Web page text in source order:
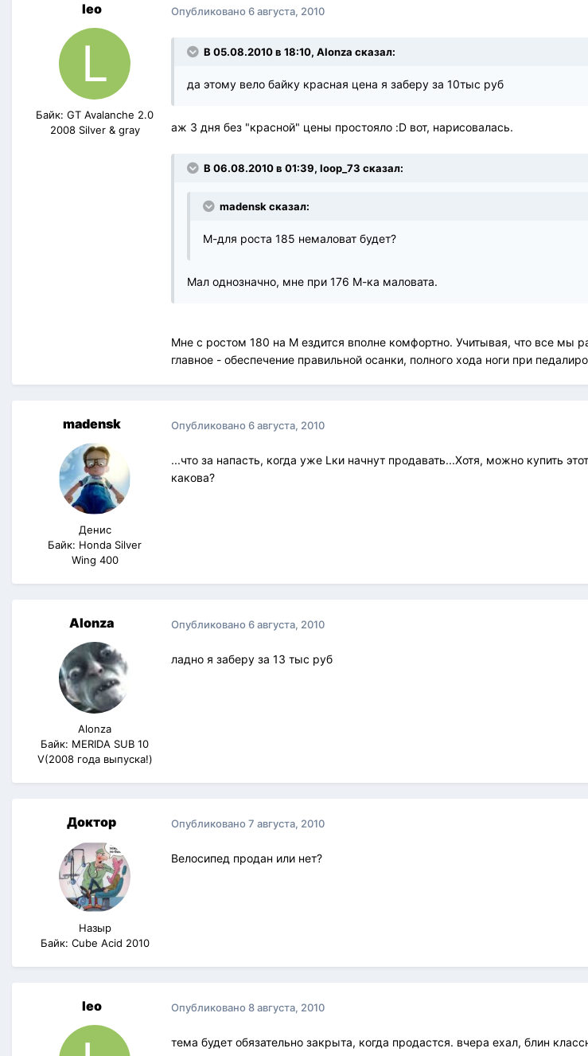
leo
Байк: GT Avalanche 2.0
2008 Silver & gray
Опубликовано6 августа, 2010
В 05.08.2010 в 18:10, Alonza сказал:
да этому вело байку красная цена я заберу за 10тыс руб
аж 3 дня без "красной" цены простояло :D вот, нарисовалась.
В 06.08.2010 в 01:39, loop_73 сказал:
madensk сказал:
М-для роста 185 немаловат будет?
Мал однозначно, мне при 176 М-ка маловата.
Мне с ростом 180 на М ездится вполне комфортно. Учитывая, что все мы
главное - обеспечение правильной осанки, полного хода ноги при
madensk
Денис
Байк: Honda Silver
Wing 400
Опубликовано6 августа, 2010
...что за напасть, когда уже Lки начнут продавать...Хотя, можно купить
какова?
Alonza
Alonza
Байк: MERIDA SUB 10
V(2008 года выпуска!)
Опубликовано6 августа, 2010
ладно я заберу за 13 тыс руб
Доктор
Назыр
Байк: Cube Acid 2010
Опубликовано7 августа, 2010
Велосипед продан или нет?
leo Опубликовано8 августа, 2010
тема будет обязательно закрыта, когда продастся. вчера ехал, блин